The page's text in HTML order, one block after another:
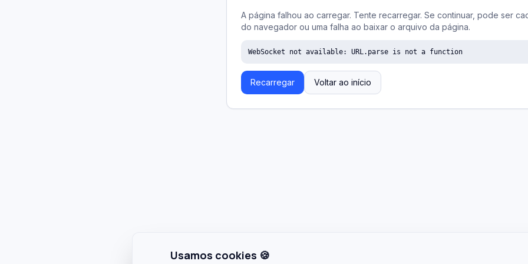
A página falhou ao carregar. Tente recarregar. Se continuar, pode ser
do navegador ou uma falha ao baixar o arquivo da página.
WebSocket not available: URL.parse is not a function
Recarregar Voltar ao início
Usamos cookies 🍪